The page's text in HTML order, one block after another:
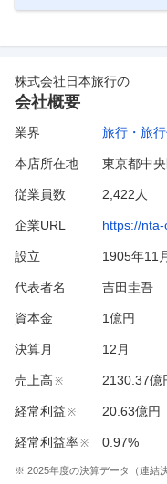
株式会社日本旅行の
会社概要
業界 旅行・旅
本店所在地 東京都中
従業員数 2,422人
企業URL https://
設立 1905年11
代表者名 吉田圭吾
資本金 1億円
決算月 12 月
売上高 ※ 2130.37億
経常利益 ※ 20.63億円
経常利益率※ 0.97%
※ 2025年度の決算データ（連結